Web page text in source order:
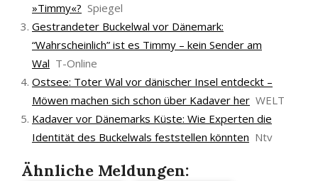
»Timmy«? Spiegel
Gestrandeter Buckelwal vor Dänemark:
“Wahrscheinlich” ist es Timmy – kein Sender am
Wal T-Online
Ostsee: Toter Wal vor dänischer Insel entdeckt –
Möwen machen sich schon über Kadaver her WELT
Kadaver vor Dänemarks Küste: Wie Experten die
Identität des Buckelwals feststellen könnten Ntv
Ähnliche Meldungen: